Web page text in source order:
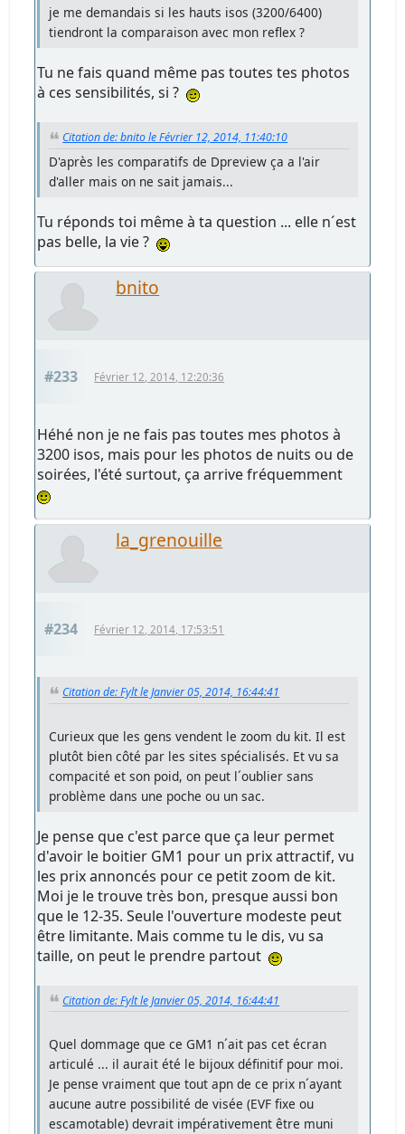
je me demandais si les hauts isos (3200/6400)
tiendront la comparaison avec mon reflex ?
Tu ne fais quand même pas toutes tes photos
à ces sensibilités, si ?
Citation de: bnito le Février 12, 2014, 11:40:10
D'après les comparatifs de Dpreview ça a l'air
d'aller mais on ne sait jamais...
Tu réponds toi même à ta question ... elle n´est
pas belle, la vie ?
bnito
#233 Février 12, 2014, 12:20:36
Héhé non je ne fais pas toutes mes photos à
3200 isos, mais pour les photos de nuits ou de
soirées, l'été surtout, ça arrive fréquemment
la_grenouille
#234 Février 12, 2014, 17:53:51
Citation de: Fylt le Janvier 05, 2014, 16:44:41
Curieux que les gens vendent le zoom du kit. Il est
plutôt bien côté par les sites spécialisés. Et vu sa
compacité et son poid, on peut l´oublier sans
problème dans une poche ou un sac.
Je pense que c'est parce que ça leur permet
d'avoir le boitier GM1 pour un prix attractif, vu
les prix annoncés pour ce petit zoom de kit.
Moi je le trouve très bon, presque aussi bon
que le 12-35. Seule l'ouverture modeste peut
être limitante. Mais comme tu le dis, vu sa
taille, on peut le prendre partout
Citation de: Fylt le Janvier 05, 2014, 16:44:41
Quel dommage que ce GM1 n´ait pas cet écran
articulé ... il aurait été le bijoux définitif pour moi.
Je pense vraiment que tout apn de ce prix n´ayant
aucune autre possibilité de visée (EVF fixe ou
escamotable) devrait impérativement être muni